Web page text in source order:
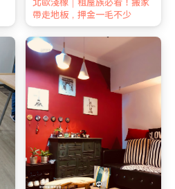
帶走地板，押金一毛不少